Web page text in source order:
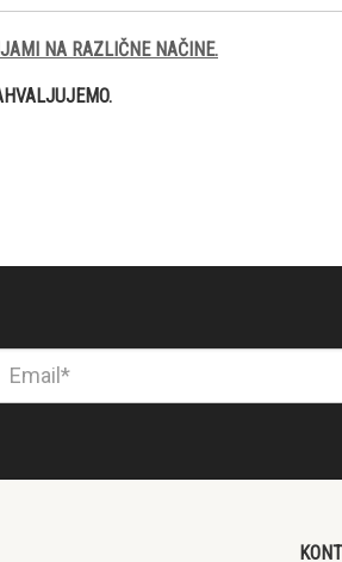
NA RAZLIČNE NAČINE.